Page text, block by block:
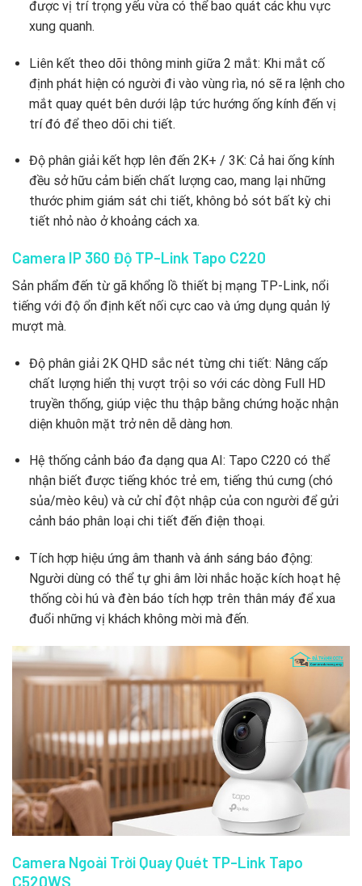
được vị trí trọng yếu vừa có thể bao quát các khu vực
xung quanh.
Liên kết theo dõi thông minh giữa 2 mắt: Khi mắt cố
định phát hiện có người đi vào vùng rìa, nó sẽ ra lệnh cho
mắt quay quét bên dưới lập tức hướng ống kính đến vị
trí đó để theo dõi chi tiết.
Độ phân giải kết hợp lên đến 2K+ / 3K: Cả hai ống kính
đều sở hữu cảm biến chất lượng cao, mang lại những
thước phim giám sát chi tiết, không bỏ sót bất kỳ chi
tiết nhỏ nào ở khoảng cách xa.
Camera IP 360 Độ TP-Link Tapo C220
Sản phẩm đến từ gã khổng lồ thiết bị mạng TP-Link, nổi
tiếng với độ ổn định kết nối cực cao và ứng dụng quản lý
mượt mà.
Độ phân giải 2K QHD sắc nét từng chi tiết: Nâng cấp
chất lượng hiển thị vượt trội so với các dòng Full HD
truyền thống, giúp việc thu thập bằng chứng hoặc nhận
diện khuôn mặt trở nên dễ dàng hơn.
Hệ thống cảnh báo đa dạng qua AI: Tapo C220 có thể
nhận biết được tiếng khóc trẻ em, tiếng thú cưng (chó
sủa/mèo kêu) và cử chỉ đột nhập của con người để gửi
cảnh báo phân loại chi tiết đến điện thoại.
Tích hợp hiệu ứng âm thanh và ánh sáng báo động:
Người dùng có thể tự ghi âm lời nhắc hoặc kích hoạt hệ
thống còi hú và đèn báo tích hợp trên thân máy để xua
đuổi những vị khách không mời mà đến.
Camera Ngoài Trời Quay Quét TP-Link Tapo
C520WS